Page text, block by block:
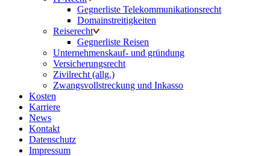
Gegnerliste Telekommunikationsrecht
Domainstreitigkeiten
Reiserecht
Gegnerliste Reisen
Unternehmenskauf- und gründung
Versicherungsrecht
Zivilrecht (allg.)
Zwangsvollstreckung und Inkasso
Kosten
Karriere
News
Kontakt
Datenschutz
Impressum